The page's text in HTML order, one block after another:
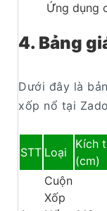
Ứng dụng
4. Bảng
Dưới đây là
xốp nổ tại
STT Loại
Kích
(cm)
Cuộn
Xốp